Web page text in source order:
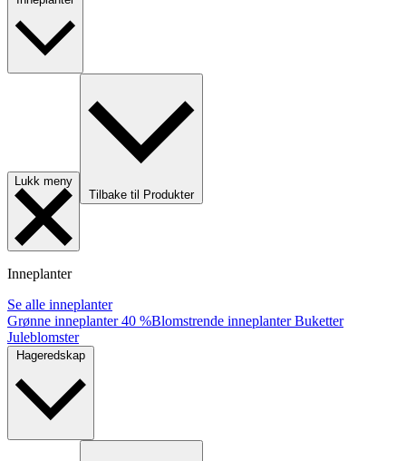
Lukk meny
Tilbake til Produkter
Inneplanter
Se alle inneplanter
Grønne inneplanter40 %Blomstrende inneplanterBuketter
Juleblomster